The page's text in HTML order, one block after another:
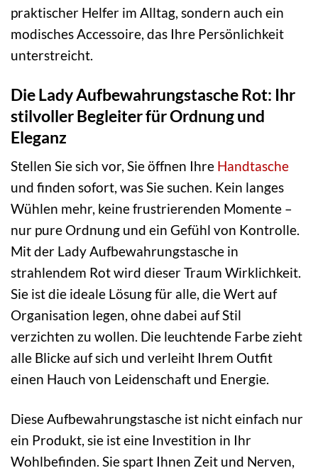
praktischer Helfer im Alltag, sondern auch ein
modisches Accessoire, das Ihre Persönlichkeit
unterstreicht.
Die Lady Aufbewahrungstasche Rot: Ihr
stilvoller Begleiter für Ordnung und
Eleganz
Stellen Sie sich vor, Sie öffnen Ihre Handtasche
und finden sofort, was Sie suchen. Kein langes
Wühlen mehr, keine frustrierenden Momente –
nur pure Ordnung und ein Gefühl von Kontrolle.
Mit der Lady Aufbewahrungstasche in
strahlendem Rot wird dieser Traum Wirklichkeit.
Sie ist die ideale Lösung für alle, die Wert auf
Organisation legen, ohne dabei auf Stil
verzichten zu wollen. Die leuchtende Farbe zieht
alle Blicke auf sich und verleiht Ihrem Outfit
einen Hauch von Leidenschaft und Energie.
Diese Aufbewahrungstasche ist nicht einfach nur
ein Produkt, sie ist eine Investition in Ihr
Wohlbefinden. Sie spart Ihnen Zeit und Nerven,